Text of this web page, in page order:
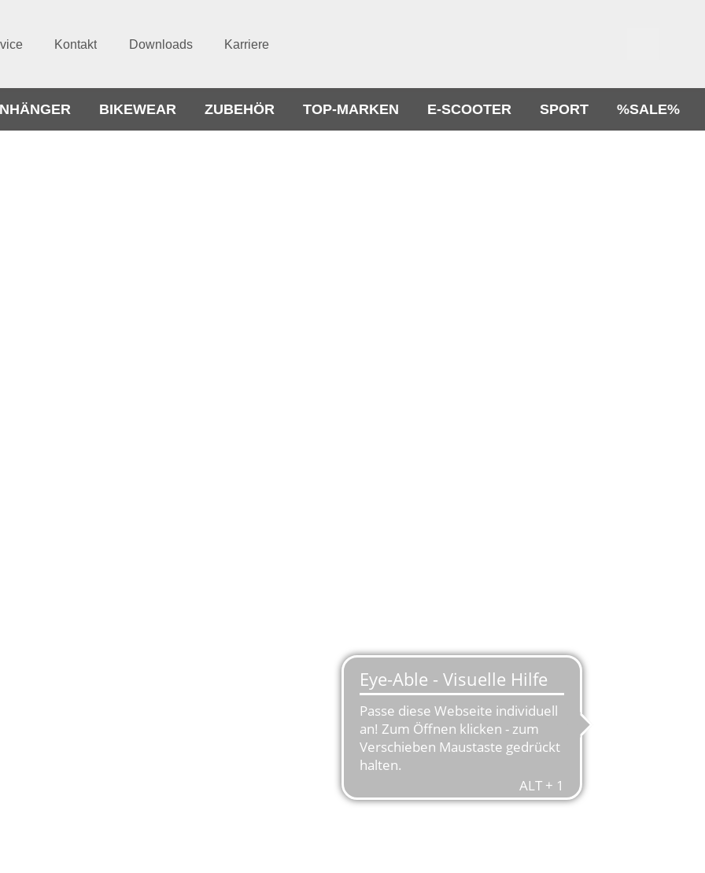
Kontakt Downloads Karriere
BIKEWEAR ZUBEHÖR TOP-MARKEN E-SCOOTER SPORT %SALE%